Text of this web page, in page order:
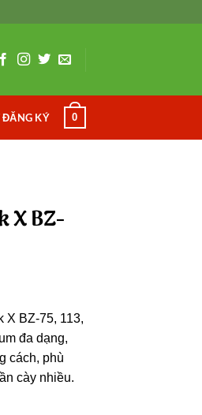
KÝ 0
X BZ-
X BZ-75, 113,
đa dạng,
cách, phù
cày nhiều.